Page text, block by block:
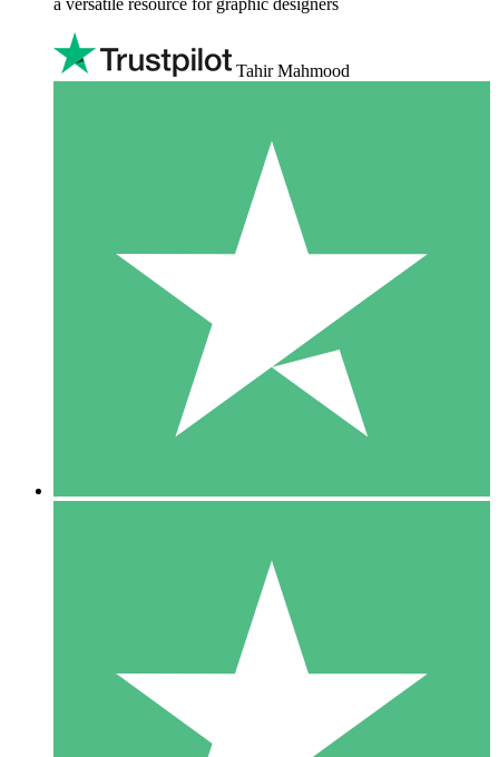
a versatile resource for graphic designers
Tahir Mahmood